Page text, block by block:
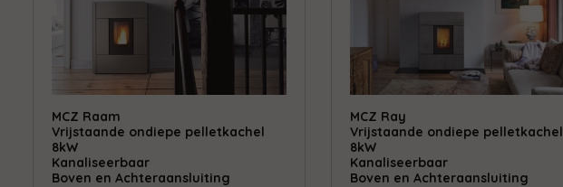
MCZ Raam
Vrijstaande ondiepe pelletkachel
8kW
Kanaliseerbaar
Boven en Achteraansluiting
MCZ Ray
Vrijstaande ondiepe pelletkachel
8kW
Kanaliseerbaar
Boven en Achteraansluiting